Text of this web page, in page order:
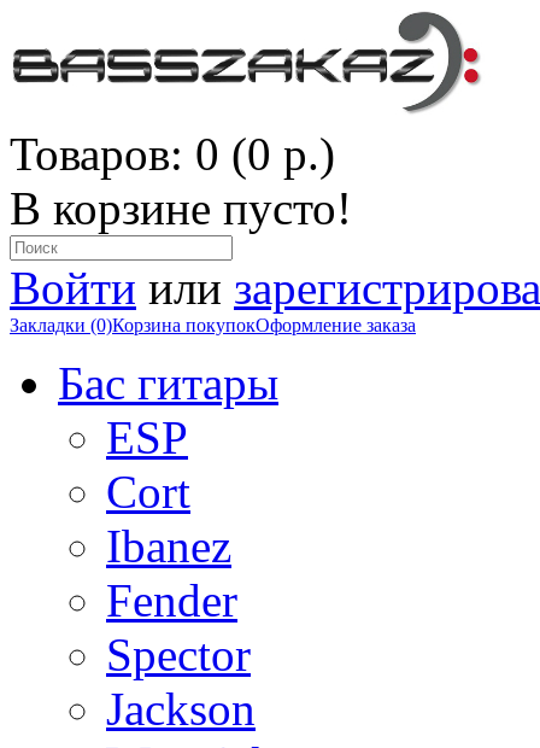
Товаров: 0 (0 р.)
В корзине пусто!
Войти или
Закладки (0)Корзина покупокОформление заказа
Бас гитары
ESP
Cort
Ibanez
Fender
Spector
Jackson